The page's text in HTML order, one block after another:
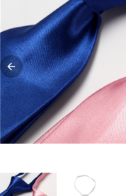
Previous slide